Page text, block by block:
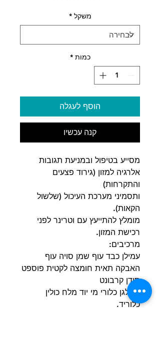
לכל
100
משקל *
כמות *
הוסף לעגלה
קנה עכשיו
מסייע בטיפול ובמניעת תגובות
אלרגיה למזון (גירוד פצעים
והתקרחות)
ותסמיני מערכת העיכול (שלשול
הקאות).
מומלץ להתייעץ עם וטרינר לפני
רכישת המזון.
מרכיבים:
עמילן כבד עוף שמן סויה עוף
האבקה תאית חומצה לקטית פוספט
סידן קרבונט
אשלגן כלורי מי יוד מלח כולין
כלוריד.